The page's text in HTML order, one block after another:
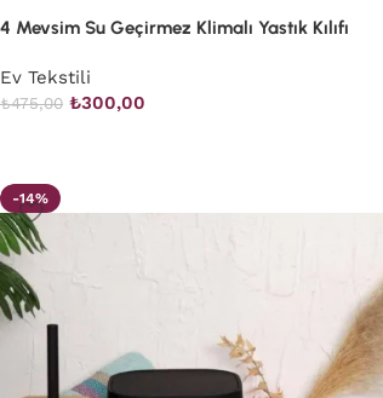
4 Mevsim Su Geçirmez Klimalı Yastık Kılıfı
Ev Tekstili
₺475,00 ₺300,00
-14%